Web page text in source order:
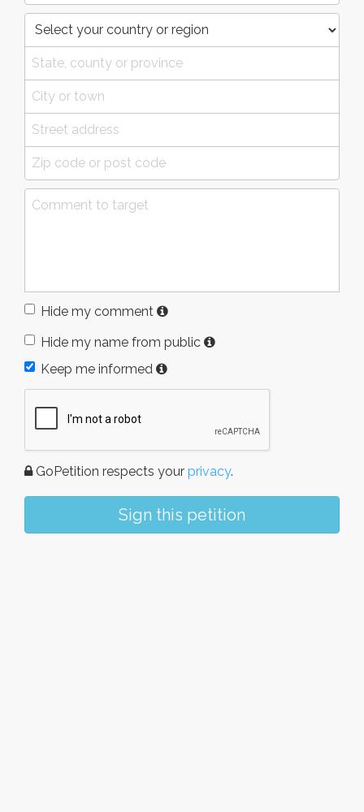
Hide my comment
Hide my name from public
Keep me informed
GoPetition respects your privacy.
Sign this petition